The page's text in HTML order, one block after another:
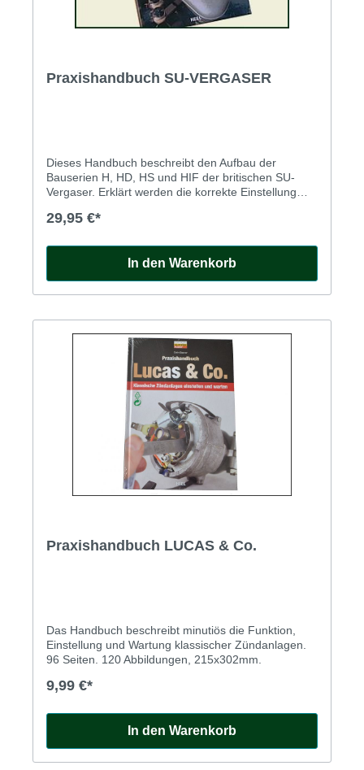
Praxishandbuch SU-VERGASER
Dieses Handbuch beschreibt den Aufbau der
Bauserien H, HD, HS und HIF der britischen SU-
Vergaser. Erklärt werden die korrekte Einstellung
zahlreiche Tipps und Tricks. Illustriert und erklärt mit
hilfreiches Handbuch für Fahrer britischer Klassiker
mit SU-Vergasern...
29,95 €*
In den Warenkorb
Praxishandbuch LUCAS & Co.
Das Handbuch beschreibt minutiös die Funktion,
Einstellung und Wartung klassischer Zündanlagen.
96 Seiten. 120 Abbildungen, 215x302mm.
9,99 €*
In den Warenkorb